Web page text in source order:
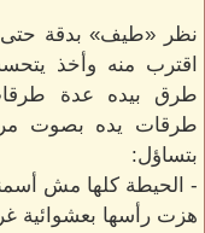
نظر «طيف» بدقة حتى
اقترب منه وأخذ
طرق بيده عدة
طرقات يده بصوت
بتساؤل:
- الحيطة كلها مش
هزت رأسها بعشوائية